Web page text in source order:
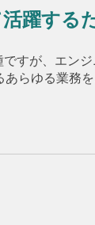
躍する
すが、エン
らゆる業務